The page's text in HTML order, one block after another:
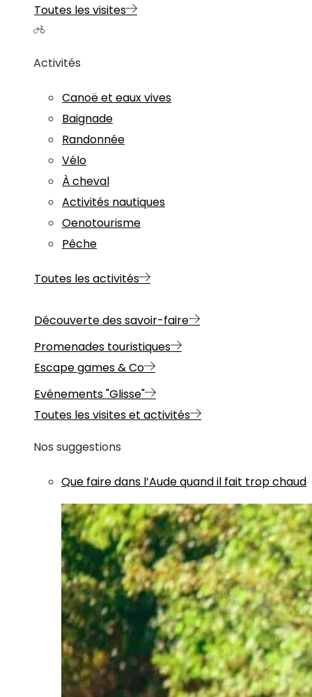
Toutes les visites
Activités
Canoë et eaux vives
Baignade
Randonnée
Vélo
À cheval
Activités nautiques
Oenotourisme
Pêche
Toutes les activités
Découverte des savoir-faire
Promenades touristiques
Escape games & Co
Evénements "Glisse"
Toutes les visites et activités
Nos suggestions
Que faire dans l’Aude quand il fait trop chaud